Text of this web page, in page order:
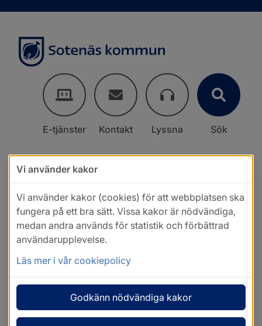
E-tjänster Kontakt Lyssna Sök
Vi använder kakor
Vi använder kakor (cookies) för att webbplatsen ska
fungera på ett bra sätt. Vissa kakor är nödvändiga,
medan andra används för statistik och förbättrad
användarupplevelse.
Läs mer i vår cookiepolicy
Godkänn nödvändiga kakor